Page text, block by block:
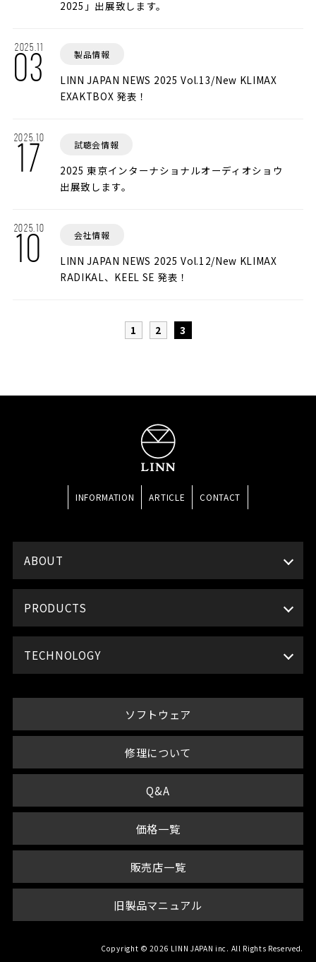
2025」出展致します。
2025.11
03 製品情報
LINN JAPAN NEWS 2025 Vol.13/New KLIMAX
EXAKTBOX 発表！
2025.10
17 試聴会情報
2025 東京インターナショナルオーディオショウ
出展致します。
2025.10
10 会社情報
LINN JAPAN NEWS 2025 Vol.12/New KLIMAX
RADIKAL、KEEL SE 発表！
1 2 3
INFORMATION ARTICLE CONTACT
ABOUT
PRODUCTS
TECHNOLOGY
ソフトウェア
修理について
Q&A
価格一覧
販売店一覧
旧製品マニュアル
Copyright © 2026 LINN JAPAN inc. All Rights Reserved.